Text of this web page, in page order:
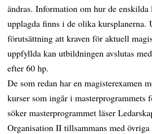
ändras. Information om hur de enskilda
upplagda finns i de olika kursplanerna.
förutsättning att kraven för aktuell
uppfyllda kan utbildningen avslutas
efter 60 hp.
De som redan har en magisterexamen
kurser som ingår i masterprogrammets
söker masterprogrammet läser
Organisation II tillsammans med övriga